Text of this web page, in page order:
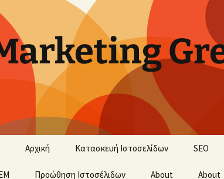
Αρχική Κατασκευή Ιστοσελίδων SEO
Προώθηση Ιστοσέλιδων About About